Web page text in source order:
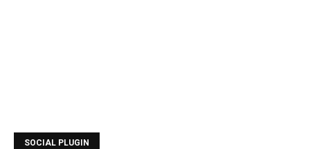
SOCIAL PLUGIN